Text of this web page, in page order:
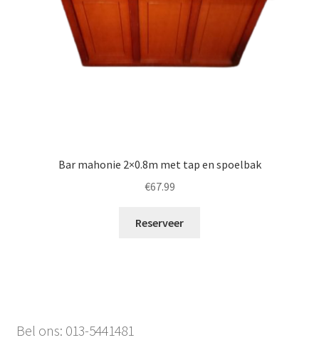
Bar mahonie 2×0.8m met tap en spoelbak
€67.99
Reserveer
Bel ons: 013-5441481